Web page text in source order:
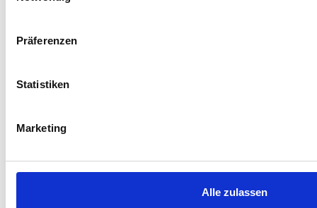
Präferenzen
Statistiken
Marketing
Alle zulassen
Unternehmensberatung für den